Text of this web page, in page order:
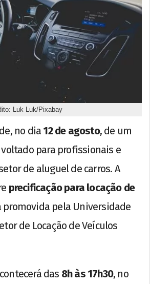
Luk Luk/Pixabay
no dia 12 de agosto, de um
para profissionais e
de aluguel de carros. A
precificação para locação de
promovida pela Universidade
de Locação de Veículos
das 8h às 17h30, no